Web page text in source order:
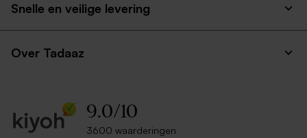
Zwarte envelop met
Rode envelop met puntklep
Snelle en veilige levering
Over Tadaaz
9.0/10
3600 waarderingen